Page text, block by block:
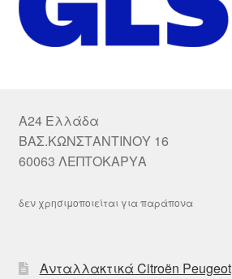
A24 Ελλάδα
ΒΑΣ.ΚΩΝΣΤΑΝΤΙΝΟΥ 16
60063 ΛΕΠΤΟΚΑΡΥΑ
δεν χρησιμοποιείται για παράπονα
Ανταλλακτικά Citroën Peugeot